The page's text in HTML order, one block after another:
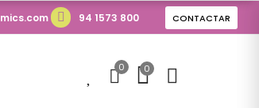
94 1573 800 CONTACTAR
0 0